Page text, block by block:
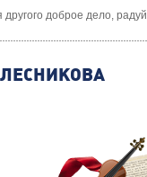
другого доброе дело,